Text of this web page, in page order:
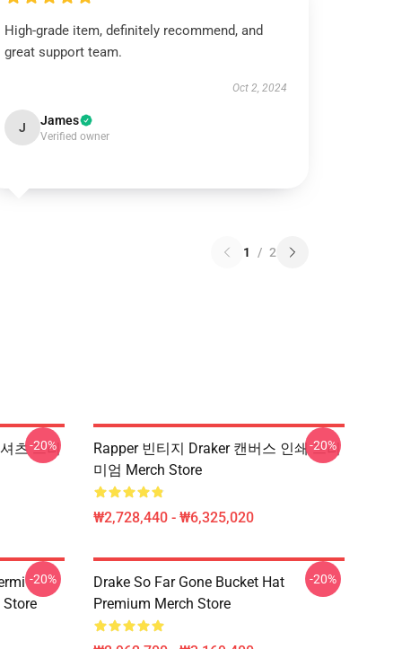
High-grade item, definitely recommend, and
great support team.
Oct 2, 2024
J James
Verified owner
1 / 2
츠 프리
-20%
Rapper 빈티지 Draker 캔버스 인쇄 프리
미엄 Merch Store
₩2,728,440 - ₩6,325,020
-20%
-20%
Drake So Far Gone Bucket Hat
Premium Merch Store
-20%